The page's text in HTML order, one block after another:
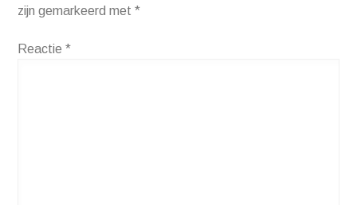
zijn gemarkeerd met*
Reactie*